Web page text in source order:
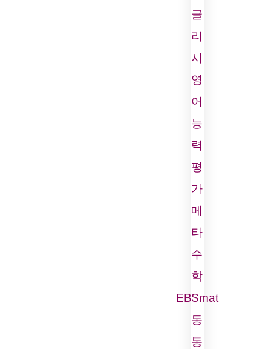
글
리
시
영
어
능
력
평
가
메
타
수
학
EBSmat
통
통